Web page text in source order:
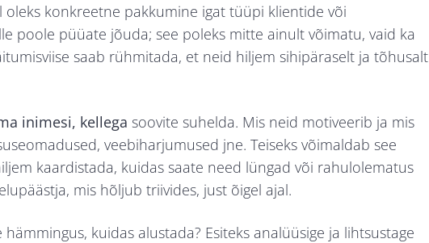
oleks konkreetne pakkumine igat tüüpi klientide või
poole püüate jõuda; see poleks mitte ainult võimatu, vaid ka
saab rühmitada, et neid hiljem sihipäraselt ja tõhusalt
inimesi, kellega soovite suhelda. Mis neid motiveerib ja mis
veebiharjumused jne. Teiseks võimaldab see
kaardistada, kuidas saate need lüngad või rahulolematus
mis hõljub triivides, just õigel ajal.
hämmingus, kuidas alustada? Esiteks analüüsige ja lihtsustage